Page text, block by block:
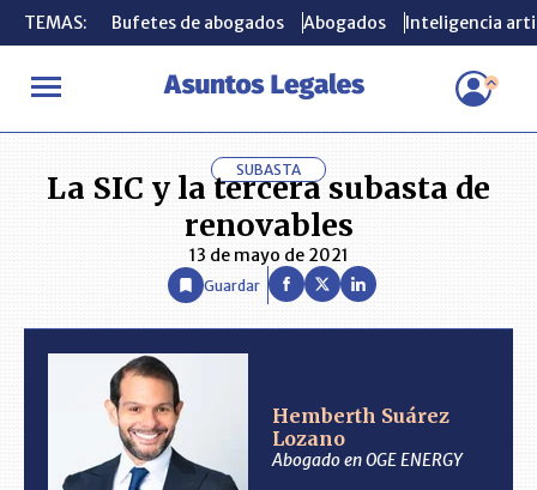
TEMAS: Bufetes de abogados Abogados Inteligencia
INICIO ANÁLISIS HEMBERTH SUÁREZ LOZANO La SIC y la
TEMAS: Bufetes de abogados Abogados Inteligencia
SUBASTA
La SIC y la tercera subasta de
renovables
13 de mayo de 2021
Guardar
Hemberth Suárez
Lozano
Abogado en OGE ENERGY